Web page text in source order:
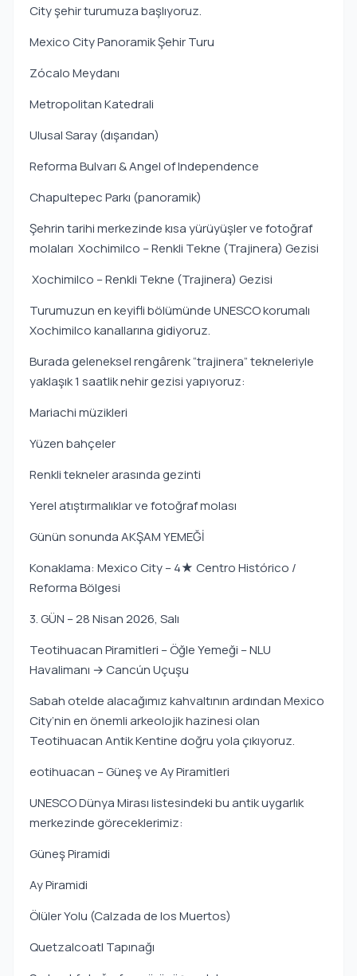
City şehir turumuza başlıyoruz.
Mexico City Panoramik Şehir Turu
Zócalo Meydanı
Metropolitan Katedrali
Ulusal Saray (dışarıdan)
Reforma Bulvarı & Angel of Independence
Chapultepec Parkı (panoramik)
Şehrin tarihi merkezinde kısa yürüyüşler ve fotoğraf
molaları Xochimilco – Renkli Tekne (Trajinera) Gezisi
Xochimilco – Renkli Tekne (Trajinera) Gezisi
Turumuzun en keyifli bölümünde UNESCO korumalı
Xochimilco kanallarına gidiyoruz.
Burada geleneksel rengârenk “trajinera” tekneleriyle
yaklaşık 1 saatlik nehir gezisi yapıyoruz:
Mariachi müzikleri
Yüzen bahçeler
Renkli tekneler arasında gezinti
Yerel atıştırmalıklar ve fotoğraf molası
Günün sonunda AKŞAM YEMEĞİ
Konaklama: Mexico City – 4★ Centro Histórico /
Reforma Bölgesi
3. GÜN – 28 Nisan 2026, Salı
Teotihuacan Piramitleri – Öğle Yemeği – NLU
Havalimanı → Cancún Uçuşu
Sabah otelde alacağımız kahvaltının ardından Mexico
City’nin en önemli arkeolojik hazinesi olan
Teotihuacan Antik Kentine doğru yola çıkıyoruz.
eotihuacan – Güneş ve Ay Piramitleri
UNESCO Dünya Mirası listesindeki bu antik uygarlık
merkezinde göreceklerimiz:
Güneş Piramidi
Ay Piramidi
Ölüler Yolu (Calzada de los Muertos)
Quetzalcoatl Tapınağı